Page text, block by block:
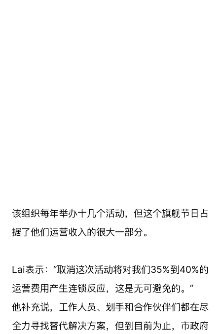
该组织每年举办十几个活动，但这个旗舰节日占
据了他们运营收入的很大一部分。
Lai表示：“取消这次活动将对我们35%到40%的
运营费用产生连锁反应，这是无可避免的。”
他补充说，工作人员、划手和合作伙伴们都在尽
全力寻找替代解决方案，但到目前为止，市政府